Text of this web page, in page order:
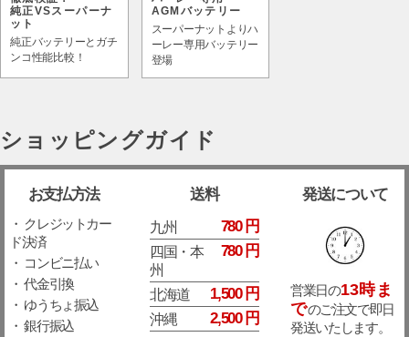
純正VSスーパーナ
ット
純正バッテリーとガチ
ンコ性能比較！
AGMバッテリー
スーパーナットよりハ
ーレー専用バッテリー
登場
ショッピングガイド
お支払方法
・ クレジットカー
ド決済
・ コンビニ払い
・ 代金引換
・ ゆうちょ振込
・ 銀行振込
送料
九州 780 円
四国・本
州
780 円
北海道 1,500 円
沖縄 2,500 円
発送について
営業日の13時ま
でのご注文で即日
発送いたします。